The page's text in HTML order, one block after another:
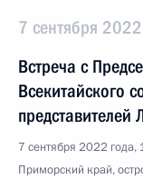
7 сентября
Встреча с
Всекитайского
7 сентября 2022 года,
Приморский край,